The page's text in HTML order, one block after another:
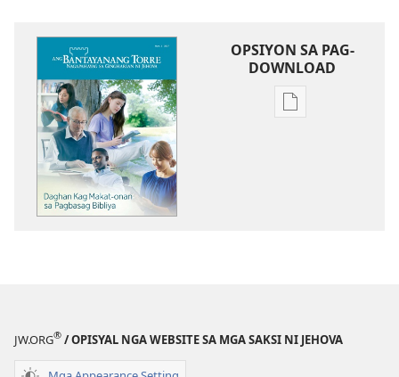
OPSIYON SA PAG-
DOWNLOAD
Opsiyon
Makat-
JW.ORG® / OPISYAL NGA WEBSITE SA MGA SAKSI NI JEHOVA